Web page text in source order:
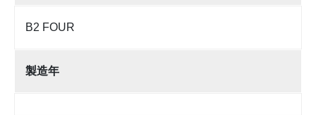
B2 FOUR
製造年